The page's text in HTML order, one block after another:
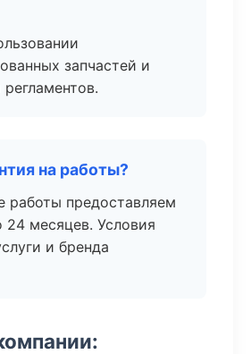
запчастей и
на работы?
работы предоставляем
24 месяцев. Условия
и бренда